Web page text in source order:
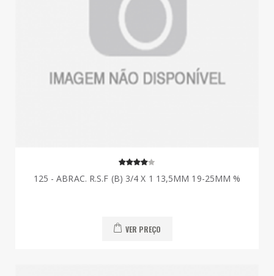
125 - ABRAC. R.S.F (B) 3/4 X 1 13,5MM 19-25MM %
VER PREÇO